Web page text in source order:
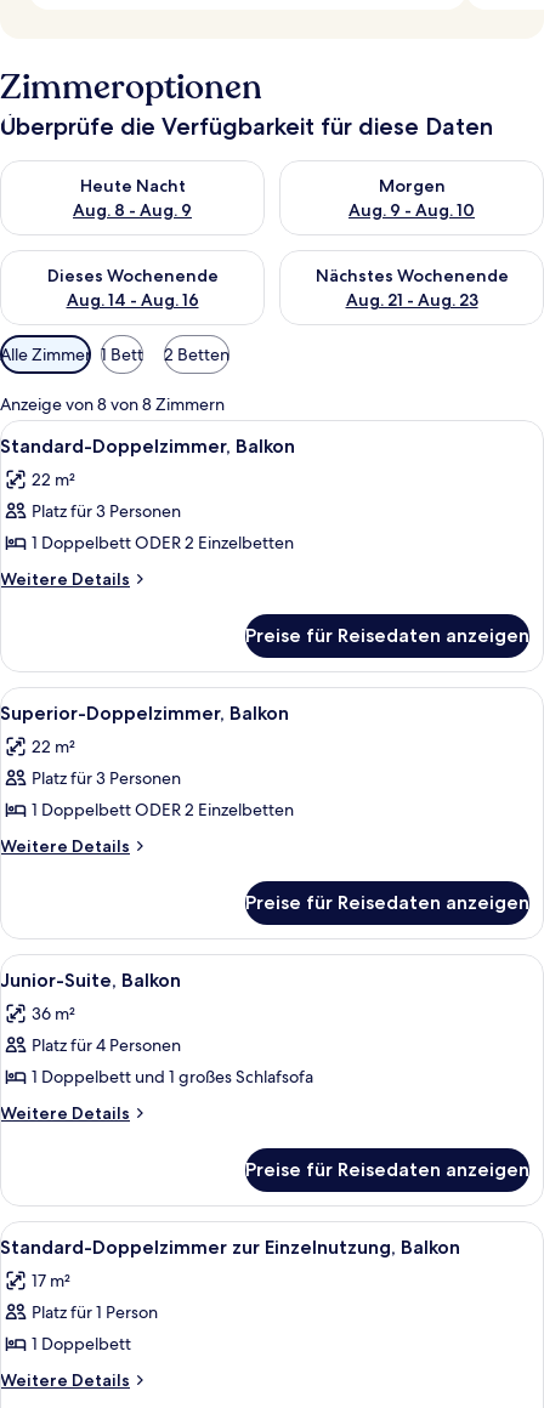
Zimmeroptionen
Überprüfe die Verfügbarkeit für diese Daten
Heute Nacht
Aug. 8 - Aug. 9
Überprüfe die Verfügbarkeit für heute Nacht, Aug. 8 - Aug. 9.
Morgen
Aug. 9 - Aug. 10
Überprüfe die Verfügbarkeit
Dieses Wochenende
Aug. 14 - Aug. 16
Überprüfe die Verfügbarkeit für dieses Wochenende, Aug. 14
Nächstes Wochenende
Aug. 21 - Aug. 23
Überprüfe die Verfügbarkeit
Verfügbare
Filter
für
Zimmer
Alle Zimmer 1 Bett 2 Betten
Anzeige von 8 von 8 Zimmern
Alle
Fotos
für
Standard-
Doppelzimmer,
Balkon
Ein Hotelzimmer mit einem großen
4
Standard-Doppelzimmer, Balkon
22 m²
Platz für 3 Personen
1 Doppelbett ODER 2 Einzelbetten
Weitere Details
Weitere
Doppelzimmer,
Balkon
Preise für Reisedaten anzeigen
Alle
Fotos
für
Superior-
Doppelzimmer,
Balkon
Ein Hotelzimmer mit einem großen
3
Superior-Doppelzimmer, Balkon
22 m²
Platz für 3 Personen
1 Doppelbett ODER 2 Einzelbetten
Weitere Details
Weitere
Doppelzimmer,
Balkon
Preise für Reisedaten anzeigen
Alle
Fotos
für
Junior-
Suite,
Balkon
Ein Hotelzimmer mit einer Couch,
7
Junior-Suite, Balkon
36 m²
Platz für 4 Personen
1 Doppelbett und 1 großes Schlafsofa
Weitere Details
Weitere
Suite,
Balkon
Preise für Reisedaten anzeigen
Alle
Fotos
für
Standard-
Doppelzimmer
zur
Ein Hotelzimmer mit einem großen
4
Standard-Doppelzimmer zur Einzelnutzung, Balkon
17 m²
Platz für 1 Person
1 Doppelbett
Weitere Details
Weitere